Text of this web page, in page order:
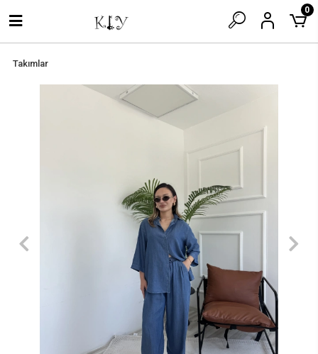
0
Takımlar